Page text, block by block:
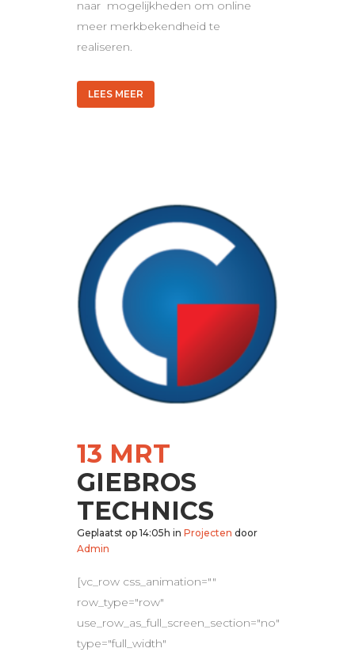
naar mogelijkheden om online
meer merkbekendheid te
realiseren.
LEES MEER
13 MRT
GIEBROS
TECHNICS
Geplaatst op 14:05h in Projecten door
Admin
[vc_row css_animation=""
row_type="row"
use_row_as_full_screen_section="no"
type="full_width"